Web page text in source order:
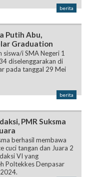
berita
Putih Abu,
Graduation
siswa/i SMA Negeri 1
diselenggarakan di
pada tanggal 29 Mei
berita
PMR Suksma
berhasil membawa
cuci tangan dan Juara 2
VI yang
Poltekkes Denpasar